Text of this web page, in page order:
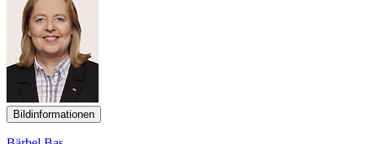
Bildinformationen